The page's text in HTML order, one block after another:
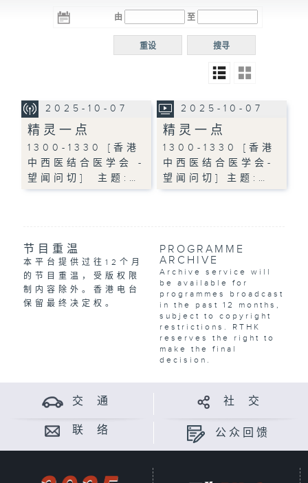
电台 电台
R5
电台
普通
由 至
搜寻
重设
2025-10-07
精灵一点
1300-1330 [香港
中西医结合医学会 -
望闻问切] 主题:…
2025-10-07
精灵一点
1300-1330 [香港
中西医结合医学会-
望闻问切] 主题:…
节目重温
本平台提供过往12个月
的节目重温，受版权限
制内容除外。香港电台
保留最终决定权。
PROGRAMME
ARCHIVE
Archive service will
be available for
programmes broadcast
in the past 12 months,
subject to copyright
restrictions. RTHK
reserves the right to
make the final
decision.
交 通 社 交
联 络 公众回馈